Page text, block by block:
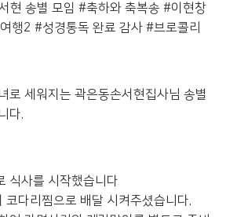
현 송별 모임 #축하와 축복송 #이현창
행2 #성경통독 완료 감사 #브로콜리
로 세워지는 곽은동손서현집사님 송별
다.
식사를 시작했습니다
코다리찜으로 배달 시켜주셨습니다.